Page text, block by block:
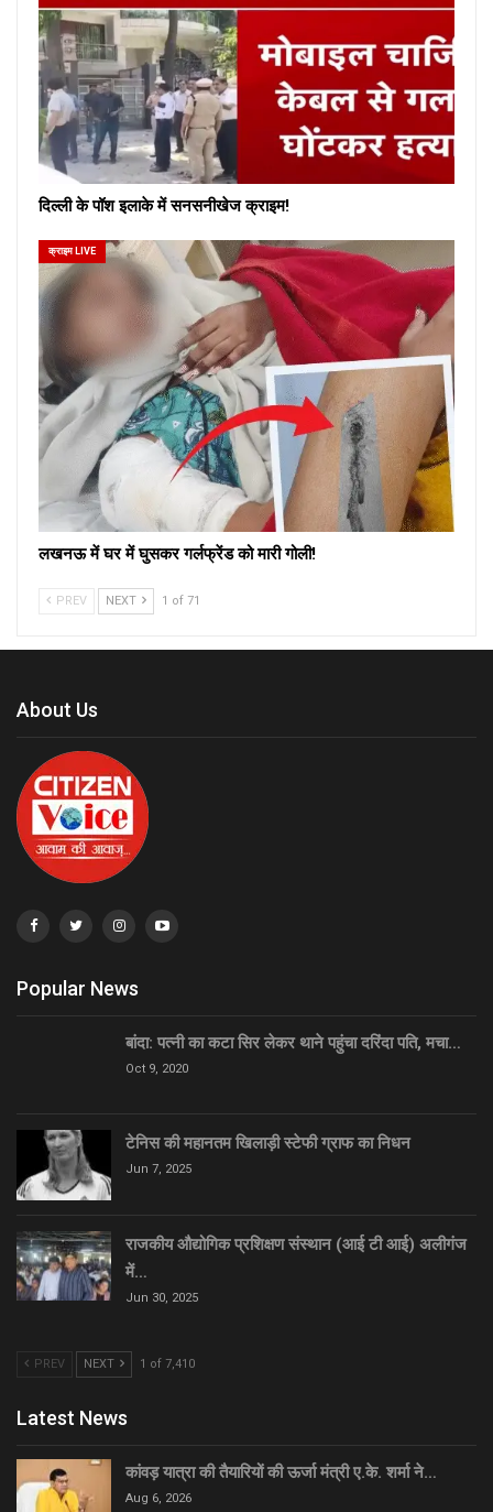
दिल्ली के पॉश इलाके में सनसनीखेज क्राइम!
क्राइम LIVE
लखनऊ में घर में घुसकर गर्लफ्रेंड को मारी गोली!
PREV NEXT 1 of 71
About Us
Popular News
बांदा: पत्नी का कटा सिर लेकर थाने पहुंचा दरिंदा पति, मचा…
Oct 9, 2020
टेनिस की महानतम खिलाड़ी स्टेफी ग्राफ का निधन
Jun 7, 2025
राजकीय औद्योगिक प्रशिक्षण संस्थान (आई टी आई) अलीगंज
में…
Jun 30, 2025
PREV NEXT 1 of 7,410
Latest News
कांवड़ यात्रा की तैयारियों की ऊर्जा मंत्री ए.के. शर्मा ने…
Aug 6, 2026